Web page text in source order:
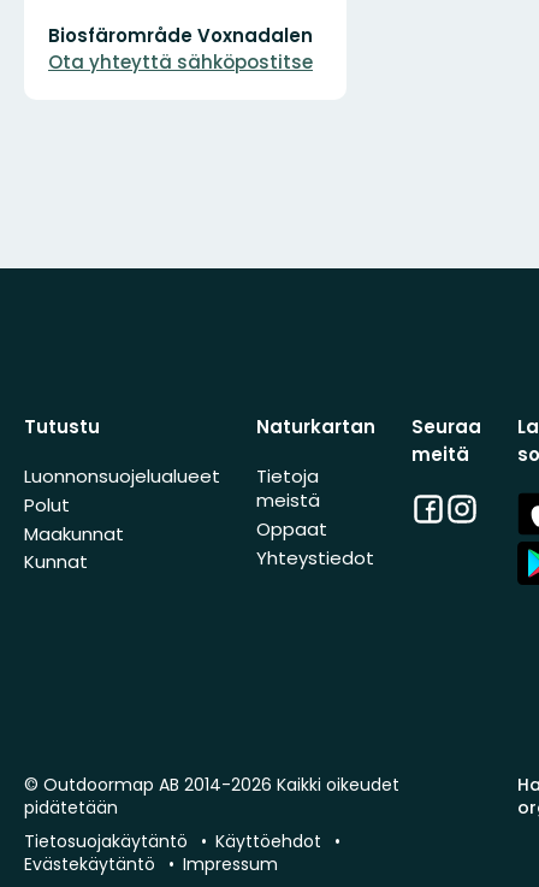
Biosfärområde Voxnadalen
Ota yhteyttä sähköpostitse
Tutustu
Luonnonsuojelualueet
Polut
Maakunnat
Kunnat
Naturkartan
Tietoja
meistä
Oppaat
Yhteystiedot
Seuraa
meitä
Facebook
© Outdoormap AB 2014-2026 Kaikki oikeudet
pidätetään
Tietosuojakäytäntö
Käyttöehdot
Evästekäytäntö
Impressum